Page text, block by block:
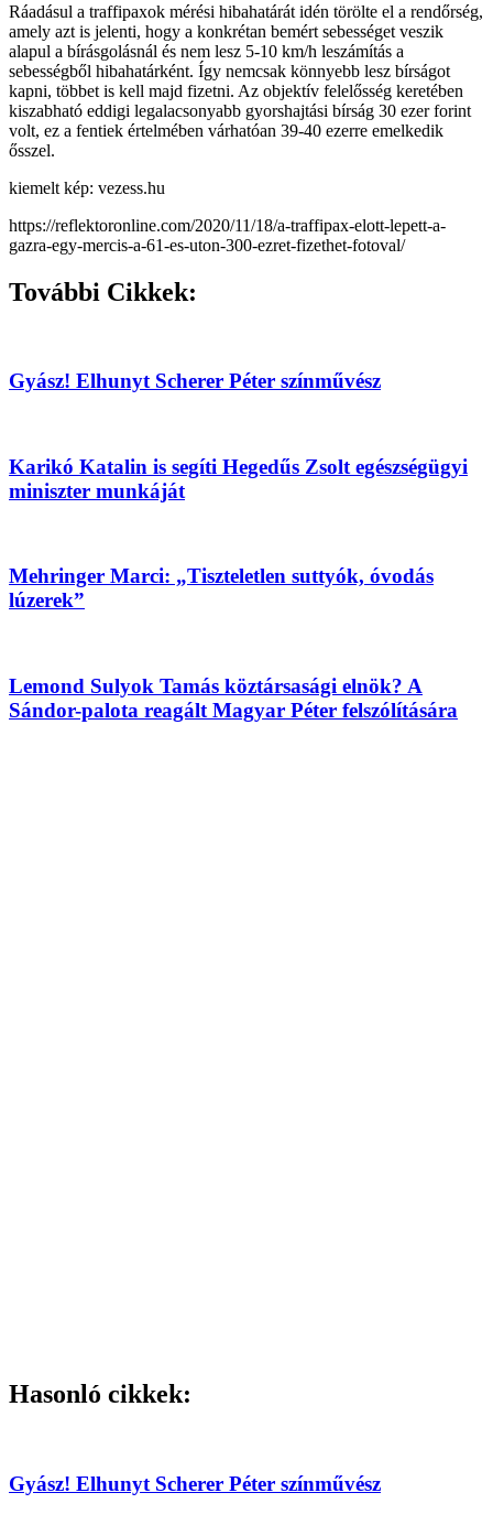
Ráadásul a traffipaxok mérési hibahatárát idén törölte el a rendőrség,
amely azt is jelenti, hogy a konkrétan bemért sebességet veszik
alapul a bírásgolásnál és nem lesz 5-10 km/h leszámítás a
sebességből hibahatárként. Így nemcsak könnyebb lesz bírságot
kapni, többet is kell majd fizetni. Az objektív felelősség keretében
kiszabható eddigi legalacsonyabb gyorshajtási bírság 30 ezer forint
volt, ez a fentiek értelmében várhatóan 39-40 ezerre emelkedik
ősszel.
kiemelt kép: vezess.hu
https://reflektoronline.com/2020/11/18/a-traffipax-elott-lepett-a-
gazra-egy-mercis-a-61-es-uton-300-ezret-fizethet-fotoval/
További Cikkek:
Gyász! Elhunyt Scherer Péter színművész
Karikó Katalin is segíti Hegedűs Zsolt egészségügyi
miniszter munkáját
Mehringer Marci: „Tiszteletlen suttyók, óvodás
lúzerek”
Lemond Sulyok Tamás köztársasági elnök? A
Sándor-palota reagált Magyar Péter felszólítására
Hasonló cikkek:
Gyász! Elhunyt Scherer Péter színművész